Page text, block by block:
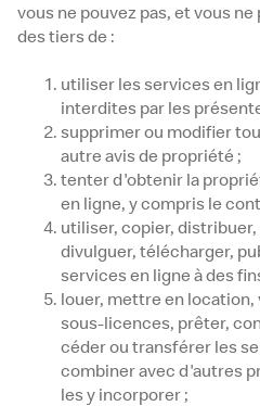
vous ne pouvez pas, et vous
des tiers de :
utiliser les services en
interdites par les
supprimer ou modifier
autre avis de propriété ;
tenter d'obtenir la
en ligne, y compris le
utiliser, copier,
divulguer, télécharger,
services en ligne à des
louer, mettre en
sous-licences, prêter,
céder ou transférer les
combiner avec d'autres
les y incorporer ;